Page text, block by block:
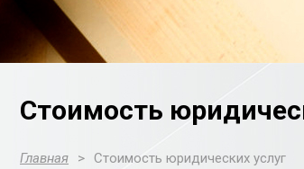
Стоимость
Главная > Стоимость юридических услуг